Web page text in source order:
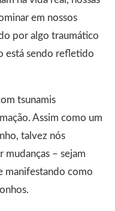
em nossos
por algo traumático
está sendo refletido
tsunamis
Assim como um
talvez nós
mudanças – sejam
manifestando como